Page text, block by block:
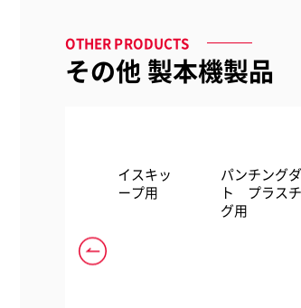
OTHER PRODUCTS
その他 製本機製品
パンチングダイスキッ
ト プラスチックリン